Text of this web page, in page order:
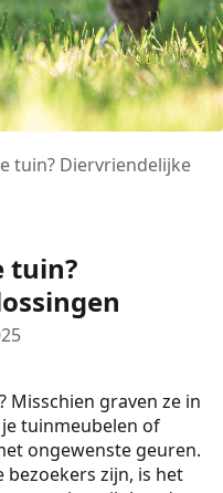
tuin? Diervriendelijke
tuin?
Misschien graven ze in
tuinmeubelen of
ongewenste geuren.
zijn, is het